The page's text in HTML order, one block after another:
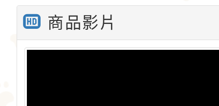
商品影片